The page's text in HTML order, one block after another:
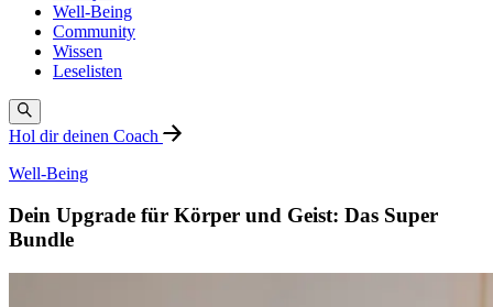
Well-Being
Community
Wissen
Leselisten
Hol dir deinen Coach
Well-Being
Dein Upgrade für Körper und Geist: Das Super
Bundle